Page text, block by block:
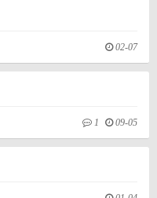
02-07
1 09-05